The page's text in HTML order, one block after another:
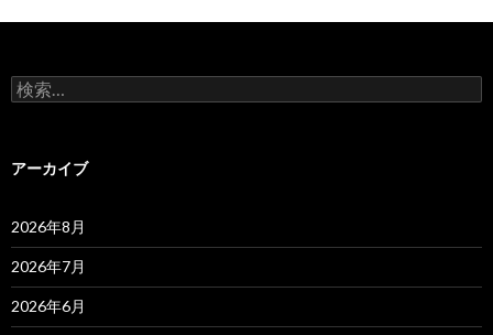
検
索:
アーカイブ
2026年8月
2026年7月
2026年6月